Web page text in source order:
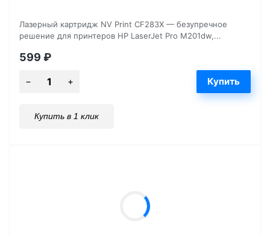
Лазерный картридж NV Print CF283X — безупречное
решение для принтеров HP LaserJet Pro M201dw,...
599 ₽
Купить в 1 клик